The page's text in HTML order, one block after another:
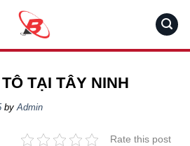
TẠI TÂY NINH
byAdmin
Rate this post